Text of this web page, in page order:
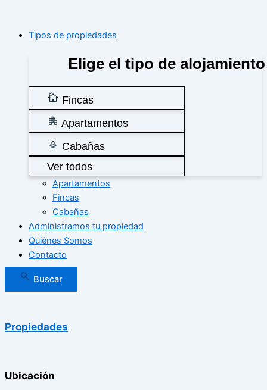
Tipos de propiedades
Elige el tipo de alojamiento
Fincas
Apartamentos
Cabañas
Ver todos
Apartamentos
Fincas
Cabañas
Administramos tu propiedad
Quiénes Somos
Contacto
Buscar
Propiedades
Ubicación